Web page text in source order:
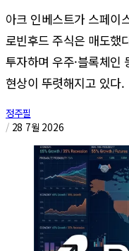
아크 인베스트가 스페이
로빈후드 주식은 매도했
투자하며 우주·블록체인
현상이 뚜렷해지고 있다.
정주필
/ 28 7월 2026